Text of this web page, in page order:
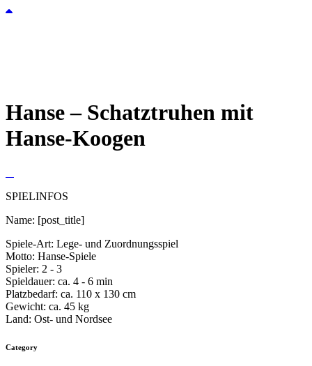
Hanse – Schatztruhen mit
Hanse-Koogen
SPIELINFOS
Name: [post_title]
Spiele-Art: Lege- und Zuordnungsspiel
Motto: Hanse-Spiele
Spieler: 2 - 3
Spieldauer: ca. 4 - 6 min
Platzbedarf: ca. 110 x 130 cm
Gewicht: ca. 45 kg
Land: Ost- und Nordsee
Category